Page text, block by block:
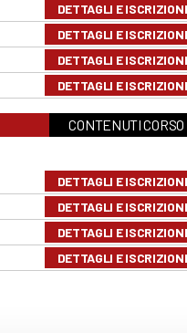
DETTAGLI E
DETTAGLI E
DETTAGLI E
DETTAGLI E
CONTENUTI CORSO
DETTAGLI E
DETTAGLI E
DETTAGLI E
DETTAGLI E